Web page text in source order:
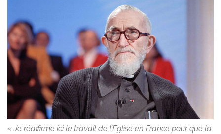
« Je réaffirme ici le travail de l’Eglise en France pour que la